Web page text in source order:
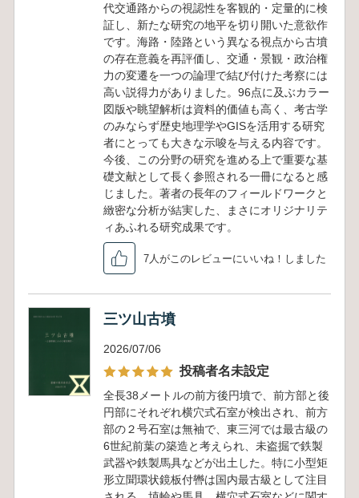
代交通路からの視認性を客観的・定量的に検
証し、新たな研究の地平を切り開いた意欲作
です。海路・陸路という異なる視点から古墳
の存在意義を再評価し、交通・景観・政治権
力の変遷を一つの論理で結び付けた考察には
高い説得力がありました。96点に及ぶカラー
図版や眺望解析は資料的価値も高く、考古学
のみならず歴史地理学やGISを活用する研究
者にとっても大きな示唆を与える内容です。
今後、この分野の研究を進める上で重要な基
礎文献として長く参照される一冊になると感
じました。著者の長年のフィールドワークと
緻密な分析が結実した、まさにオリジナリテ
ィあふれる研究成果です。
7人がこのレビューにいいね！しました
三ツ山古墳
2026/07/06
投稿者名未設定
全長38メートルの前方後円墳で、前方部と後
円部にそれぞれ横穴式石室が検出され、前方
部の２号石室は無袖で、東三河では最古級の
6世紀前葉の築造と考えられ、未盗掘で鉄製
武器や鉄製馬具などが出土した。特に小型矩
形立聞環状鏡板付轡は国内最古級として注目